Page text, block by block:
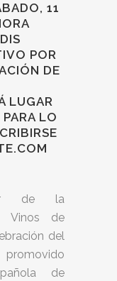
11
POR
DE
LUGAR
LO
de la
Vinos de
del
promovido
de